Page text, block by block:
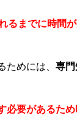
るまでに時間
ためには、 専
必要があるた